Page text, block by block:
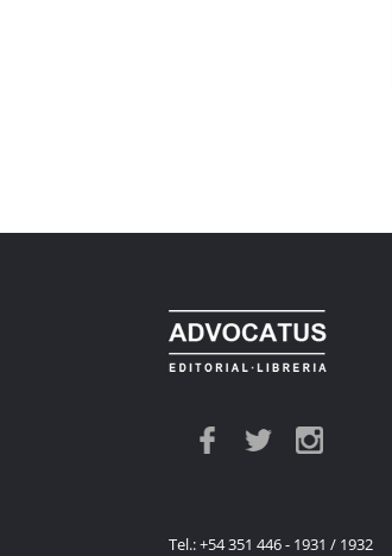
Tel.: +54 351 446 - 1931 / 1932